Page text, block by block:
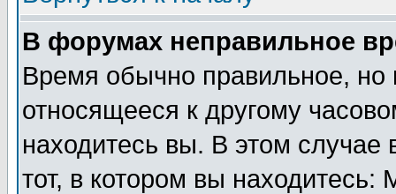
В форумах неправильное
Время обычно правильное,
относящееся к другому
находитесь вы. В этом
тот, в котором вы